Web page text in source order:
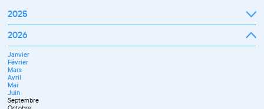
2025
Janvier
Mars
Avril
Mai
Juin
Juillet
Septembre
Octobre
Novembre
2026
Janvier
Février
Mars
Avril
Mai
Juin
Septembre